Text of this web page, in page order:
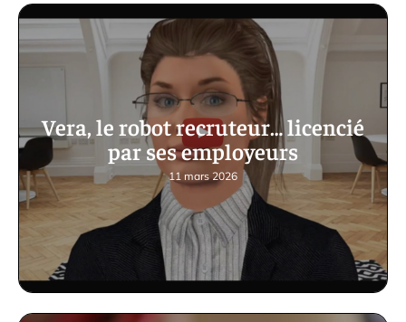
Vera, le robot recruteur… licencié
par ses employeurs
11 mars 2026